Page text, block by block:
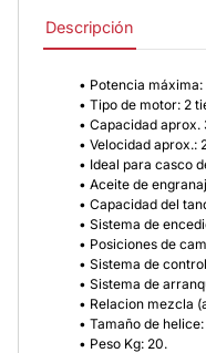
Descripción
• Potencia
• Tipo de motor: 2
• Capacidad aprox.
• Velocidad aprox.:
• Ideal para casco
• Aceite de
• Capacidad del
• Sistema de
• Posiciones de
• Sistema de
• Sistema de
• Relacion mezcla
• Tamaño de
• Peso Kg: 20.